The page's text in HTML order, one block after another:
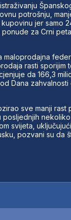
potrošnju,
jer samo
ponude za Crni
maloprodajna
rasti sporijim
da 166,3
Dana
sve manji rast
posljednjih
svijeta, uključujući
pozvani su da